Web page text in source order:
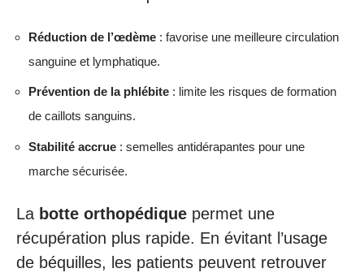
Réduction de l’œdème : favorise une meilleure circulation
sanguine et lymphatique.
Prévention de la phlébite : limite les risques de formation
de caillots sanguins.
Stabilité accrue : semelles antidérapantes pour une
marche sécurisée.
La botte orthopédique permet une
récupération plus rapide. En évitant l’usage
de béquilles, les patients peuvent retrouver